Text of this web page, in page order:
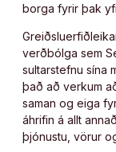
borga fyrir þak
verðbólga sem
sultarstefnu sína
það að verkum
saman og eiga
áhrifin á allt
þjónustu, vörur